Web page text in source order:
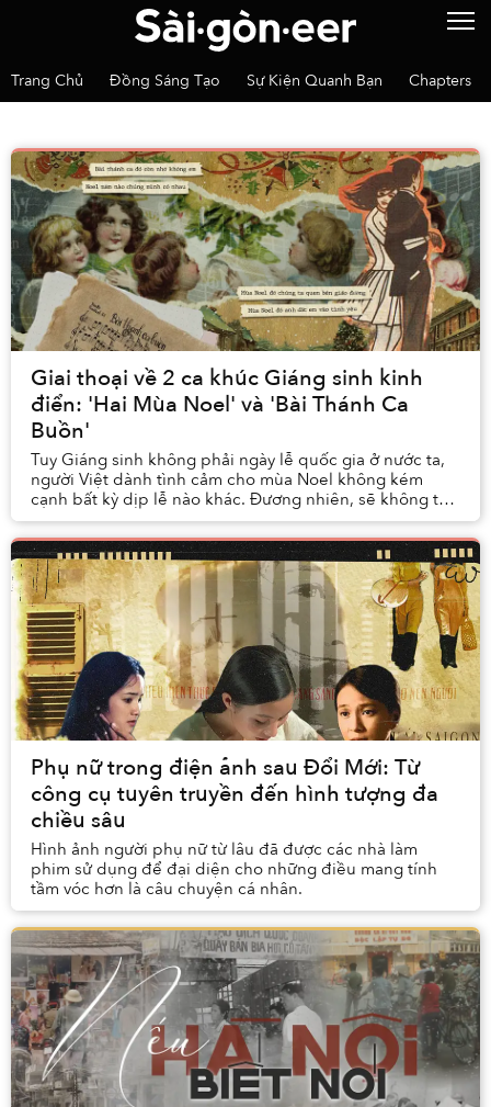
Trang Chủ Đồng Sáng Tạo Sự Kiện Quanh Bạn Chapters
Giai thoại về 2 ca khúc Giáng sinh kinh
điển: 'Hai Mùa Noel' và 'Bài Thánh Ca
Buồn'
Tuy Giáng sinh không phải ngày lễ quốc gia ở nước ta,
người Việt dành tình cảm cho mùa Noel không kém
cạnh bất kỳ dịp lễ nào khác. Đương nhiên, sẽ không thể
nào ăn mừng Giáng sinh đúng nghĩa nếu thiếu...
Phụ nữ trong điện ảnh sau Đổi Mới: Từ
công cụ tuyên truyền đến hình tượng đa
chiều sâu
Hình ảnh người phụ nữ từ lâu đã được các nhà làm
phim sử dụng để đại diện cho những điều mang tính
tầm vóc hơn là câu chuyện cá nhân.